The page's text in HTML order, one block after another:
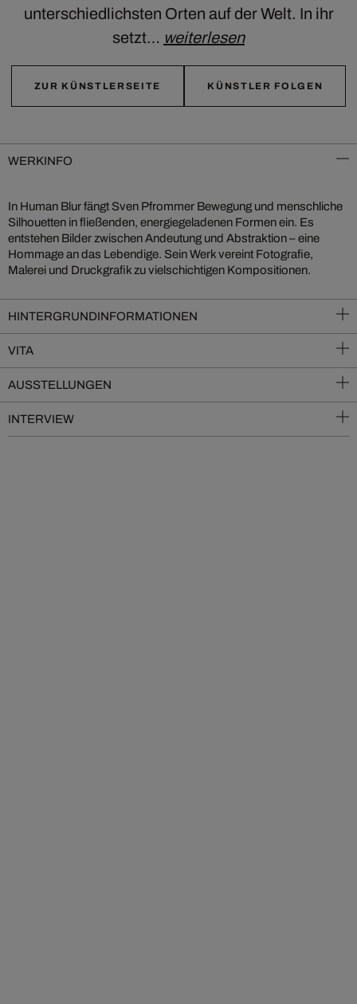
unterschiedlichsten Orten auf der Welt. In ihr
setzt… weiterlesen
ZUR KÜNSTLERSEITE KÜNSTLER FOLGEN
WERKINFO
In Human Blur fängt Sven Pfrommer Bewegung und menschliche
Silhouetten in fließenden, energiegeladenen Formen ein. Es
entstehen Bilder zwischen Andeutung und Abstraktion – eine
Hommage an das Lebendige. Sein Werk vereint Fotografie,
Malerei und Druckgrafik zu vielschichtigen Kompositionen.
HINTERGRUNDINFORMATIONEN
VITA
AUSSTELLUNGEN
INTERVIEW